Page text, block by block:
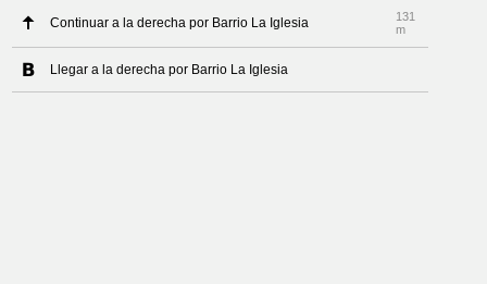
Continuar a la derecha por Barrio La Iglesia
131
m
Llegar a la derecha por Barrio La Iglesia